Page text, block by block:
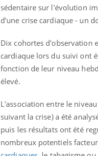
sédentaire sur l'évolution
d'une crise cardiaque - un
Dix cohortes d'observation
cardiaque lors du suivi ont
fonction de leur niveau
élevé.
L'association entre le
suivant la crise) a été
puis les résultats ont été
nombreux potentiels
Syndrome
quels sont les meilleurs
exercices physiques ?